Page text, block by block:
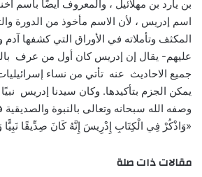
بن يارد بن مهلائيل ، والمعروف أيضًا باسم
اسم إدريس ، لأن الاسم مأخوذ من الدورة
المكثف وتأملاته في الأوراق التي كشفها
عليهم- يقال إن إدريس كان أول من عرف
جميع الاحاديث عنه تأتي من نساء
يمكن الجزم بتأكيدها. وكان سيدنا إدريس
وصفه الله سبحانه وتعالى بالنبوة
«وَاذْكُرْ فِي الْكِتَابِ إِدْرِيسَ إِنَّهُ كَانَ صِدِّيقًا نَبِيًّا
مقالات ذات صلة